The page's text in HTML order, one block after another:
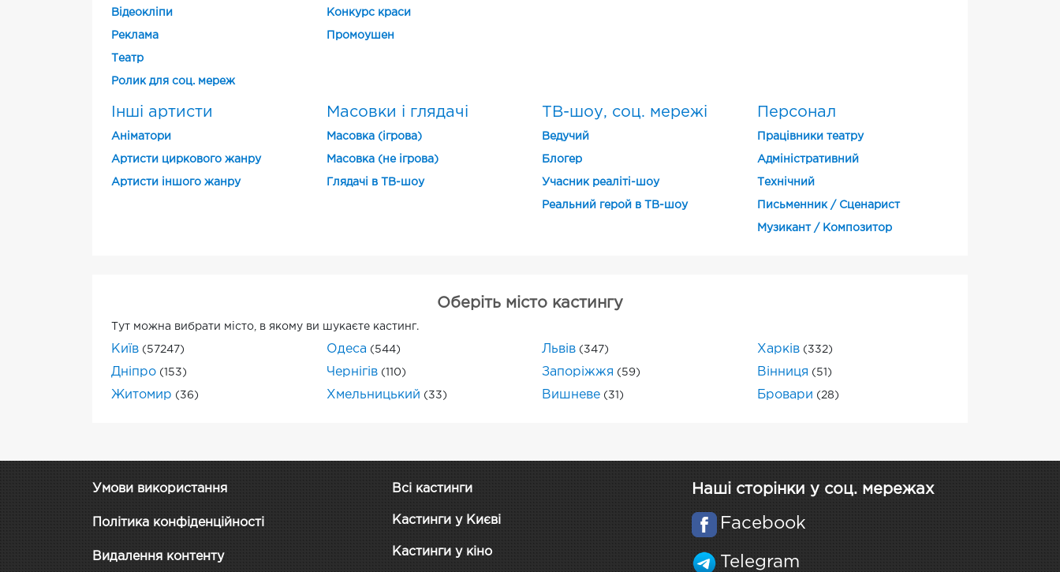
Відеокліпи
Реклама
Театр
Ролик для соц. мереж
Конкурс краси
Промоушен
Інші артисти
Аніматори
Артисти циркового жанру
Артисти іншого жанру
Масовки і глядачі
Масовка (ігрова)
Масовка (не ігрова)
Глядачі в ТВ-шоу
ТВ-шоу, соц. мережі
Ведучий
Блогер
Учасник реаліті-шоу
Реальний герой в ТВ-шоу
Персонал
Працівники театру
Адміністративний
Технічний
Письменник / Сценарист
Музикант / Композитор
Оберіть місто кастингу
Тут можна вибрати місто, в якому ви шукаєте кастинг.
Київ (57247) Одеса (544) Львів (347) Харків (332)
Дніпро (153) Чернігів (110) Запоріжжя (59) Вінниця (51)
Житомир (36) Хмельницький (33) Вишневе (31) Бровари (28)
Умови використання
Політика конфіденційності
Видалення контенту
Всі кастинги
Кастинги у Києві
Кастинги у кіно
Наші сторінки у соц. мережах
Facebook
Telegram